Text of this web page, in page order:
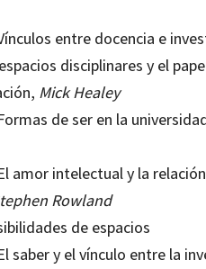
entre docencia e
disciplinares y el
Mick Healey
de ser en la
amor intelectual y la
Rowland
de espacios
saber y el vínculo entre la